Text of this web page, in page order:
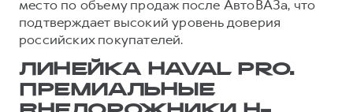
место по объему продаж после АвтоВАЗа, что
подтверждает высокий уровень доверия
российских покупателей.
ЛИНЕЙКА HAVAL PRO.
ПРЕМИАЛЬНЫЕ